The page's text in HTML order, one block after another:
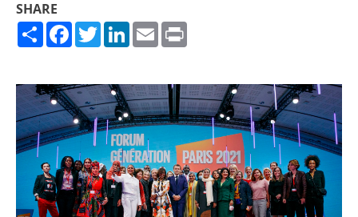
SHARE
ShareFacebook
TwitterLinkedIn
Email